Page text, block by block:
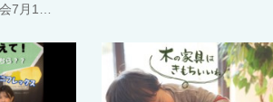
7月1…